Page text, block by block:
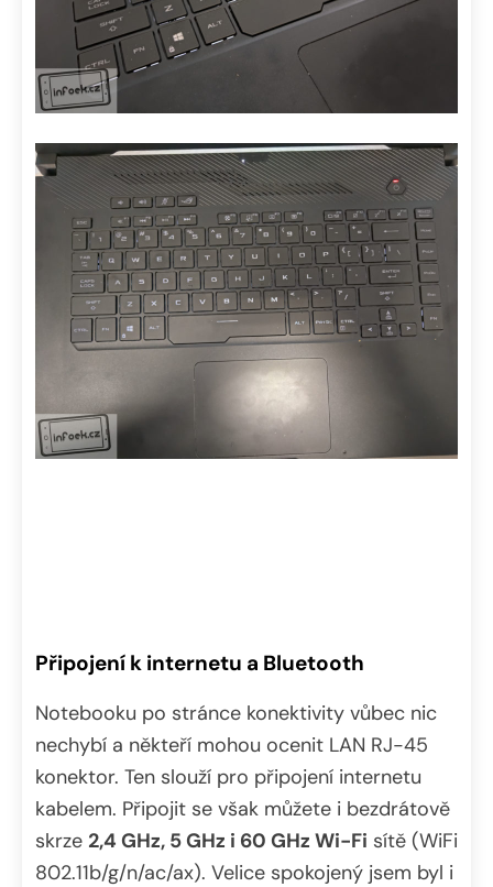
Připojení k internetu a Bluetooth
Notebooku po stránce konektivity vůbec nic
nechybí a někteří mohou ocenit LAN RJ-45
konektor. Ten slouží pro připojení internetu
kabelem. Připojit se však můžete i bezdrátově
skrze 2,4 GHz, 5 GHz i 60 GHz Wi-Fi sítě (WiFi
802.11b/g/n/ac/ax). Velice spokojený jsem byl i